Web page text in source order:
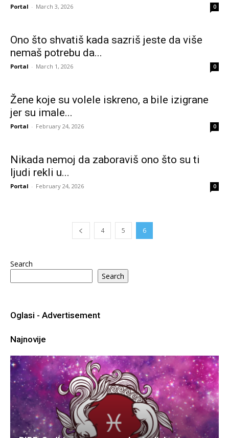
Portal - March 3, 2026 0
Ono što shvatiš kada sazriš jeste da više
nemaš potrebu da...
Portal - March 1, 2026 0
Žene koje su volele iskreno, a bile izigrane
jer su imale...
Portal - February 24, 2026 0
Nikada nemoj da zaboraviš ono što su ti
ljudi rekli u...
Portal - February 24, 2026 0
4 5 6
Search
Search
Oglasi - Advertisement
Najnovije